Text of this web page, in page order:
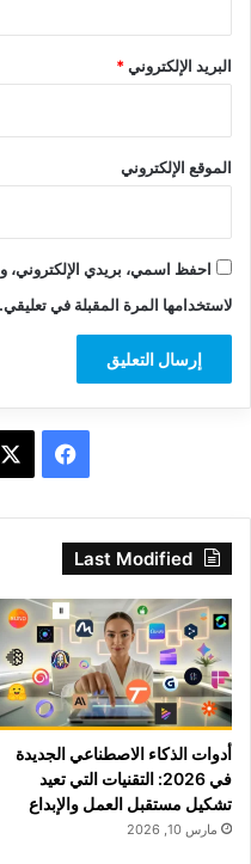
البريد الإلكتروني*
الموقع الإلكتروني
احفظ اسمي، بريدي الإلكتروني،
لاستخدامها المرة المقبلة في تعليقي.
Last Modified
أدوات الذكاء الاصطناعي الجديدة
في 2026: التقنيات التي تعيد
تشكيل مستقبل العمل والإبداع
مارس 10, 2026